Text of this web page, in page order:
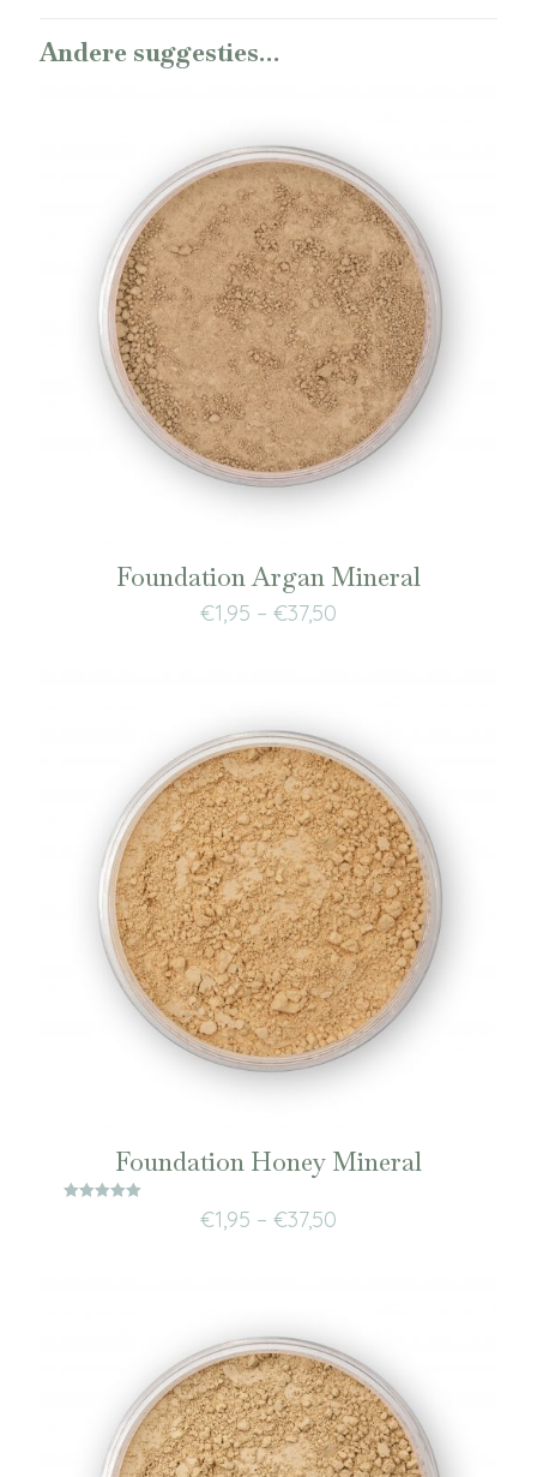
Andere suggesties…
Foundation Argan Mineral
€1,95 – €37,50
Foundation Honey Mineral
€1,95 – €37,50